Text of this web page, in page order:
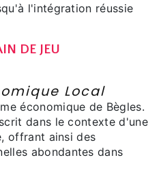
l'intégration réussie
DE JEU
Local
économique de Bègles.
dans le contexte d'une
offrant ainsi des
abondantes dans